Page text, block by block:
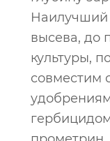
Наилучший
высева, до
культуры,
совместим